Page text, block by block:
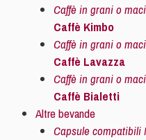
Caffè in grani o
Caffè Kimbo
Caffè in grani o
Caffè Lavazza
Caffè in grani o
Caffè Bialetti
Altre bevande
Capsule compatibili